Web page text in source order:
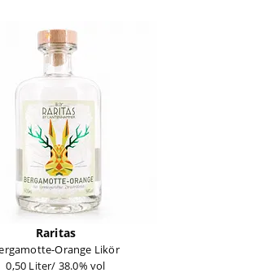
Raritas
Orange Likör
0,50 Liter/ 38.0% vol